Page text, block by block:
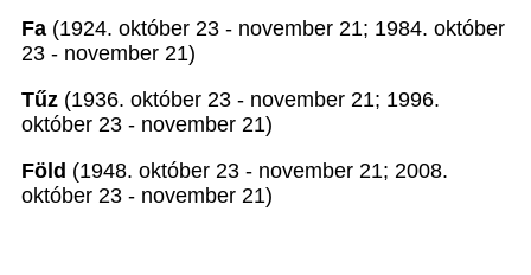
Fa (1924. október 23 - november 21; 1984. október
23 - november 21)
Tűz (1936. október 23 - november 21; 1996.
október 23 - november 21)
Föld (1948. október 23 - november 21; 2008.
október 23 - november 21)